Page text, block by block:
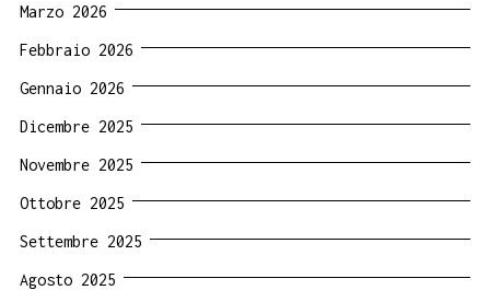
Marzo 2026
Febbraio 2026
Gennaio 2026
Dicembre 2025
Novembre 2025
Ottobre 2025
Settembre 2025
Agosto 2025